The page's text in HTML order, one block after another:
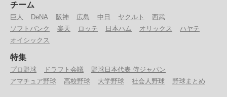
チーム
巨人 DeNA 阪神 広島 中日 ヤクルト
西武
ソフトバンク
楽天 ロッテ 日本ハム オリックス
ハヤテ
オイシックス
特集
プロ野球 ドラフト会議
野球日本代表 侍ジャパン
アマチュア野球
高校野球 大学野球 社会人野球 野球まとめ